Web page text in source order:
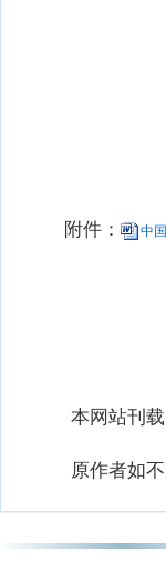
附件： 中
本网站刊载
原作者如不